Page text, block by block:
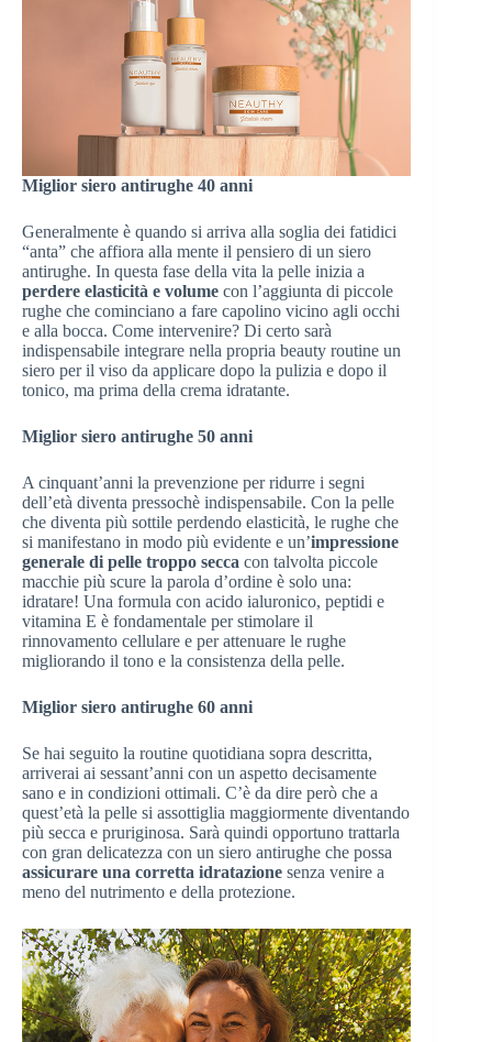
Miglior siero antirughe 40 anni
Generalmente è quando si arriva alla soglia dei fatidici
“anta” che affiora alla mente il pensiero di un siero
antirughe. In questa fase della vita la pelle inizia a
perdere elasticità e volume con l’aggiunta di piccole
rughe che cominciano a fare capolino vicino agli occhi
e alla bocca. Come intervenire? Di certo sarà
indispensabile integrare nella propria beauty routine un
siero per il viso da applicare dopo la pulizia e dopo il
tonico, ma prima della crema idratante.
Miglior siero antirughe 50 anni
A cinquant’anni la prevenzione per ridurre i segni
dell’età diventa pressochè indispensabile. Con la pelle
che diventa più sottile perdendo elasticità, le rughe che
si manifestano in modo più evidente e un’impressione
generale di pelle troppo secca con talvolta piccole
macchie più scure la parola d’ordine è solo una:
idratare! Una formula con acido ialuronico, peptidi e
vitamina E è fondamentale per stimolare il
rinnovamento cellulare e per attenuare le rughe
migliorando il tono e la consistenza della pelle.
Miglior siero antirughe 60 anni
Se hai seguito la routine quotidiana sopra descritta,
arriverai ai sessant’anni con un aspetto decisamente
sano e in condizioni ottimali. C’è da dire però che a
quest’età la pelle si assottiglia maggiormente diventando
più secca e pruriginosa. Sarà quindi opportuno trattarla
con gran delicatezza con un siero antirughe che possa
assicurare una corretta idratazione senza venire a
meno del nutrimento e della protezione.